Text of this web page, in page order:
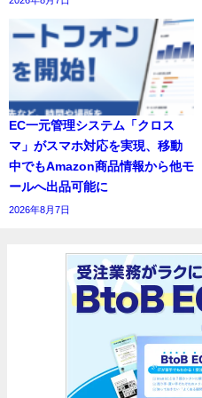
EC一元管理システム「クロス
マ」がスマホ対応を実現、移動
中でもAmazon商品情報から他モ
ールへ出品可能に
2026年8月7日